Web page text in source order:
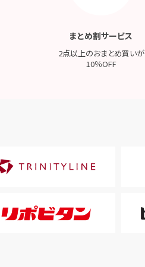
まとめ割サービス
2点以上のおまとめ買いが
10％OFF